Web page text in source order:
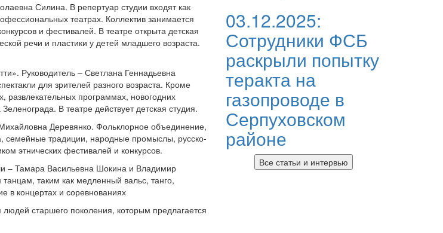
Силина. В репертуар студии входят как
театрах. Коллектив занимается
и фестивалей. В театре открыта детская
речи и пластики у детей младшего возраста.
Руководитель – Светлана Геннадьевна
для зрителей разного возраста. Кроме
развлекательных программах, новогодних
В театре действует детская студия.
Деревянко. Фольклорное объединение,
семейные традиции, народные промыслы, русско-
этнических фестивалей и конкурсов.
– Тамара Васильевна Шокина и Владимир
таким как медленный вальс, танго,
в концертах и соревнованиях
старшего поколения, которым предлагается
03.12.2025:
Сотрудники ФСБ
раскрыли попытку
теракта на
газопроводе в
Серпуховском
районе
Все статьи и интервью